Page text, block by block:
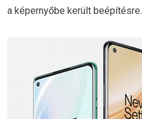
a képernyőbe került beépítésre.